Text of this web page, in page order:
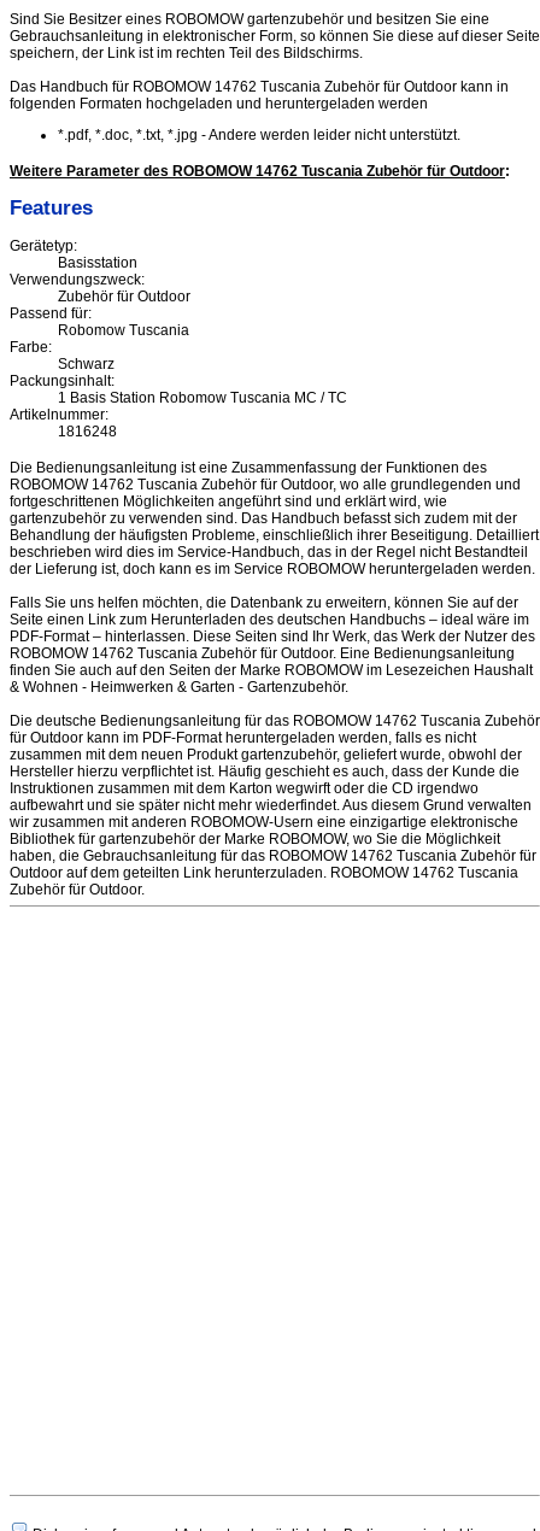
Sind Sie Besitzer eines ROBOMOW gartenzubehör und besitzen Sie eine
Gebrauchsanleitung in elektronischer Form, so können Sie diese auf dieser Seite
speichern, der Link ist im rechten Teil des Bildschirms.
Das Handbuch für ROBOMOW 14762 Tuscania Zubehör für Outdoor kann in
folgenden Formaten hochgeladen und heruntergeladen werden
*.pdf, *.doc, *.txt, *.jpg - Andere werden leider nicht unterstützt.
Weitere Parameter des ROBOMOW 14762 Tuscania Zubehör für Outdoor:
Features
Gerätetyp:
Basisstation
Verwendungszweck:
Zubehör für Outdoor
Passend für:
Robomow Tuscania
Farbe:
Schwarz
Packungsinhalt:
1 Basis Station Robomow Tuscania MC / TC
Artikelnummer:
1816248
Die Bedienungsanleitung ist eine Zusammenfassung der Funktionen des
ROBOMOW 14762 Tuscania Zubehör für Outdoor, wo alle grundlegenden und
fortgeschrittenen Möglichkeiten angeführt sind und erklärt wird, wie
gartenzubehör zu verwenden sind. Das Handbuch befasst sich zudem mit der
Behandlung der häufigsten Probleme, einschließlich ihrer Beseitigung. Detailliert
beschrieben wird dies im Service-Handbuch, das in der Regel nicht Bestandteil
der Lieferung ist, doch kann es im Service ROBOMOW heruntergeladen werden.
Falls Sie uns helfen möchten, die Datenbank zu erweitern, können Sie auf der
Seite einen Link zum Herunterladen des deutschen Handbuchs – ideal wäre im
PDF-Format – hinterlassen. Diese Seiten sind Ihr Werk, das Werk der Nutzer des
ROBOMOW 14762 Tuscania Zubehör für Outdoor. Eine Bedienungsanleitung
finden Sie auch auf den Seiten der Marke ROBOMOW im Lesezeichen Haushalt
& Wohnen - Heimwerken & Garten - Gartenzubehör.
Die deutsche Bedienungsanleitung für das ROBOMOW 14762 Tuscania Zubehör
für Outdoor kann im PDF-Format heruntergeladen werden, falls es nicht
zusammen mit dem neuen Produkt gartenzubehör, geliefert wurde, obwohl der
Hersteller hierzu verpflichtet ist. Häufig geschieht es auch, dass der Kunde die
Instruktionen zusammen mit dem Karton wegwirft oder die CD irgendwo
aufbewahrt und sie später nicht mehr wiederfindet. Aus diesem Grund verwalten
wir zusammen mit anderen ROBOMOW-Usern eine einzigartige elektronische
Bibliothek für gartenzubehör der Marke ROBOMOW, wo Sie die Möglichkeit
haben, die Gebrauchsanleitung für das ROBOMOW 14762 Tuscania Zubehör für
Outdoor auf dem geteilten Link herunterzuladen. ROBOMOW 14762 Tuscania
Zubehör für Outdoor.